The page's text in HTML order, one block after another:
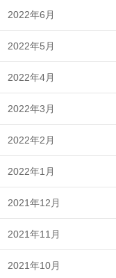
2022年6月
2022年5月
2022年4月
2022年3月
2022年2月
2022年1月
2021年12月
2021年11月
2021年10月